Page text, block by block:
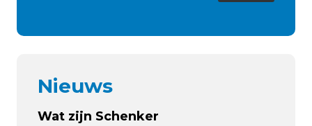
Nieuws
Wat zijn Schenker